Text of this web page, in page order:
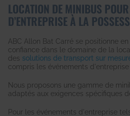
LOCATION DE MINIBUS
D’ENTREPRISE À LA
ABC Allon Bat Carré se positionne
confiance dans le domaine de la
des solutions de transport sur
compris les événements d'entreprise
Nous proposons une gamme de
adaptés aux exigences spécifiques
Pour les événements d'entreprise